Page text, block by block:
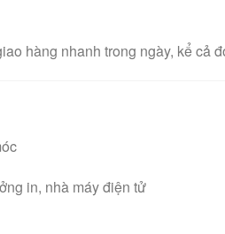
hàng nhanh trong ngày, kể cả
in, nhà máy điện tử